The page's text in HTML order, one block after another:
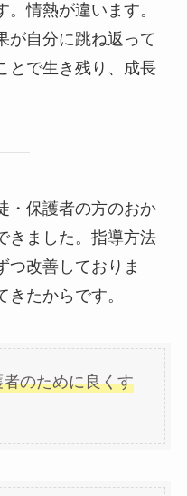
情熱が違います。
が自分に跳ね返って
とで生き残り、成長
・保護者の方のおか
きました。指導方法
つ改善しておりま
たからです。
のために良くす